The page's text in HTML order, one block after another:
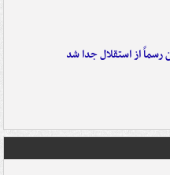
رسماً از استقلال جدا شد